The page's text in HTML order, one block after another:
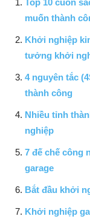
Top 10 cuốn
muốn thành
Khởi nghiệp
tưởng khởi
4 nguyên tắc
thành công
Nhiều tỉnh
nghiệp
7 đế chế công
garage
Bắt đầu khởi
Khởi nghiệp